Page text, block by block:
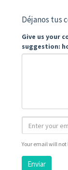
Déjanos tus
Give us your
suggestion:
Your email will not
Enviar